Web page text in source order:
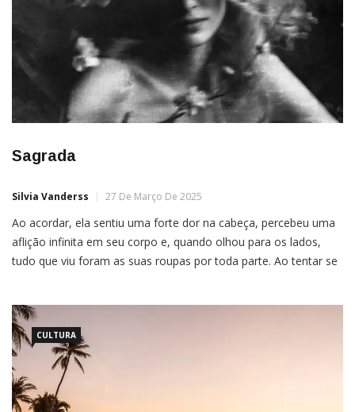
Sagrada
Silvia Vanderss 27 De Março De 2025
Ao acordar, ela sentiu uma forte dor na cabeça, percebeu uma
aflição infinita em seu corpo e, quando olhou para os lados,
tudo que viu foram as suas roupas por toda parte. Ao tentar se
CULTURA